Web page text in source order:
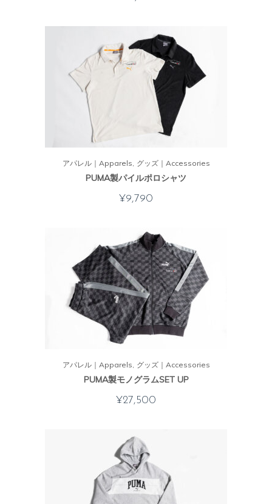
アパレル｜Apparels グッズ｜Accessories
PUMA製パイルポロシャツ
¥9,790
アパレル｜Apparels グッズ｜Accessories
PUMA製モノグラムSET UP
¥27,500